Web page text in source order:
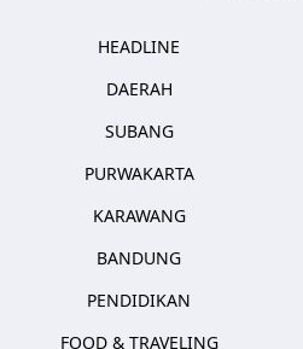
HEADLINE
DAERAH
SUBANG
PURWAKARTA
KARAWANG
BANDUNG
PENDIDIKAN
FOOD & TRAVELING